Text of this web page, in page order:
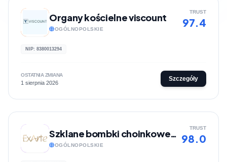
Organy kościelne viscount
OGÓLNOPOLSKIE
TRUST
97.4
NIP: 8380013294
OSTATNIA ZMIANA
1 sierpnia 2026
Szczegóły
Szklane bombki choinkowe ExArte
OGÓLNOPOLSKIE
TRUST
98.0